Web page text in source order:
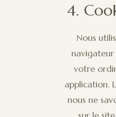
4.
Nous
votre
application.
nous ne